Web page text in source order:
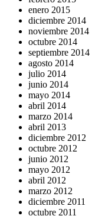
enero 2015
diciembre 2014
noviembre 2014
octubre 2014
septiembre 2014
agosto 2014
julio 2014
junio 2014
mayo 2014
abril 2014
marzo 2014
abril 2013
diciembre 2012
octubre 2012
junio 2012
mayo 2012
abril 2012
marzo 2012
diciembre 2011
octubre 2011